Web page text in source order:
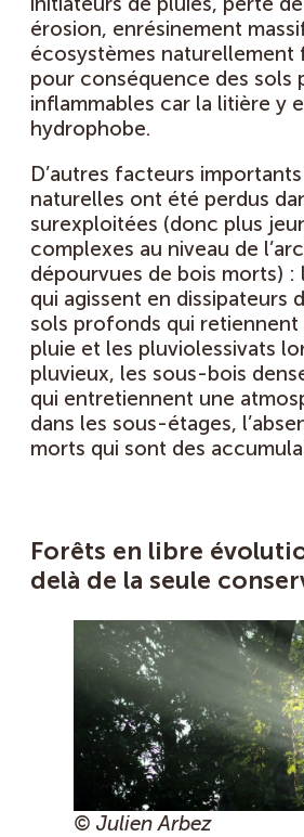
érosion, enrésinement
écosystèmes naturellement
pour conséquence des sols
inflammables car la litière y
hydrophobe.
D’autres facteurs
naturelles ont été perdus
surexploitées (donc plus
complexes au niveau de
dépourvues de bois morts) :
qui agissent en dissipateurs
sols profonds qui retiennent
pluie et les pluviolessivats
pluvieux, les sous-bois
qui entretiennent une
dans les sous-étages,
morts qui sont des
Forêts en libre
delà de la seule
© Julien Arbez